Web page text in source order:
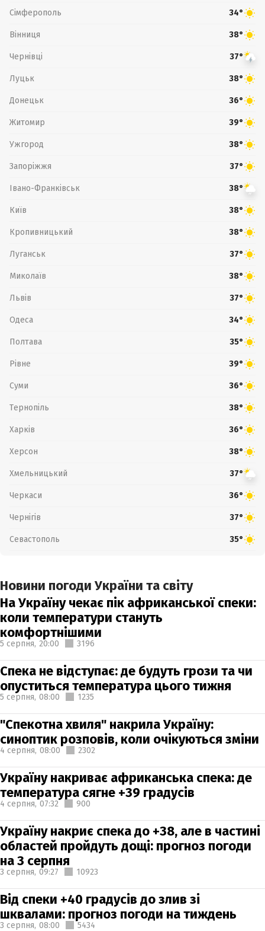
Сімферополь 34°
Вінниця 38°
Чернівці 37°
Луцьк 38°
Донецьк 36°
Житомир 39°
Ужгород 38°
Запоріжжя 37°
Івано-Франківськ 38°
Київ 38°
Кропивницький 38°
Луганськ 37°
Миколаїв 38°
Львів 37°
Одеса 34°
Полтава 35°
Рівне 39°
Суми 36°
Тернопіль 38°
Харків 36°
Херсон 38°
Хмельницький 37°
Черкаси 36°
Чернігів 37°
Севастополь 35°
Новини погоди України та світу
На Україну чекає пік африканської спеки:
коли температури стануть
комфортнішими
5 серпня, 20:00 3196
Спека не відступає: де будуть грози та чи
опуститься температура цього тижня
5 серпня, 08:00 1235
"Спекотна хвиля" накрила Україну:
синоптик розповів, коли очікуються зміни
4 серпня, 08:00 2302
Україну накриває африканська спека: де
температура сягне +39 градусів
4 серпня, 07:32 900
Україну накриє спека до +38, але в частині
областей пройдуть дощі: прогноз погоди
на 3 серпня
3 серпня, 09:27 10923
Від спеки +40 градусів до злив зі
шквалами: прогноз погоди на тиждень
3 серпня, 08:00 5434